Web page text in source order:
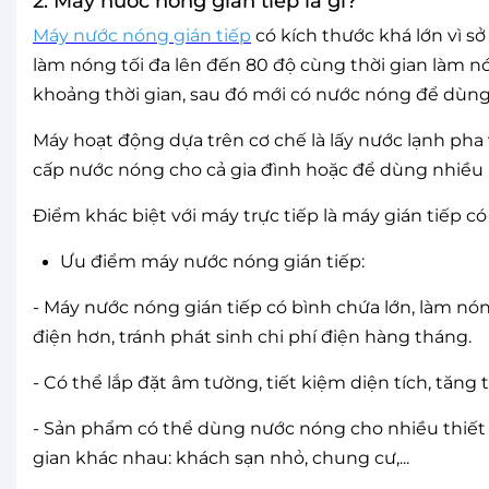
Máy nước nóng gián tiếp có kích thước khá lớn vì
làm nóng tối đa lên đến 80 độ cùng thời gian làm
khoảng thời gian, sau đó mới có nước nóng để
Máy hoạt động dựa trên cơ chế là lấy nước lạnh
cấp nước nóng cho cả gia đình hoặc để dùng nhiều
Điểm khác biệt với máy trực tiếp là máy gián tiếp
Ưu điểm máy nước nóng gián tiếp:
- Máy nước nóng gián tiếp có bình chứa lớn, làm
điện hơn, tránh phát sinh chi phí điện hàng tháng.
- Có thể lắp đặt âm tường, tiết kiệm diện tích,
- Sản phẩm có thể dùng nước nóng cho nhiều
gian khác nhau: khách sạn nhỏ, chung cư,...